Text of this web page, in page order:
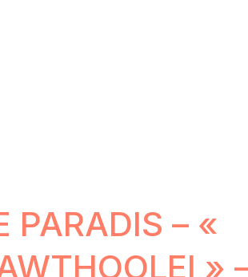
PARADIS – «
»